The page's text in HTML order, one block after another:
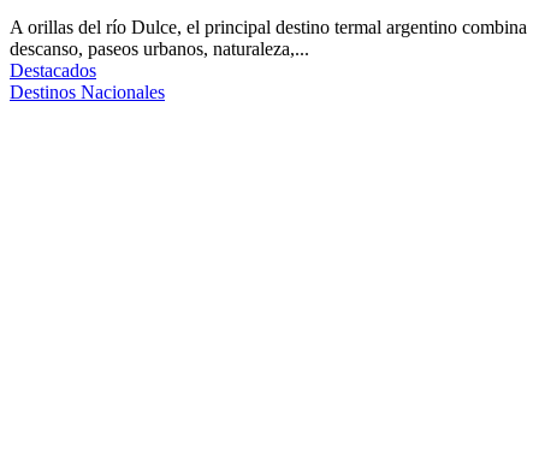
A orillas del río Dulce, el principal destino termal argentino combina
descanso, paseos urbanos, naturaleza,...
Destacados
Destinos Nacionales